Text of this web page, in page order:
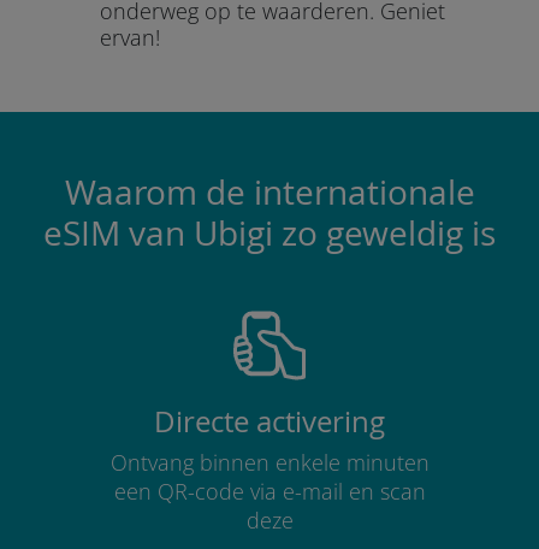
onderweg op te waarderen. Geniet
ervan!
Waarom de internationale
eSIM van Ubigi zo geweldig is
Directe activering
Ontvang binnen enkele minuten
een QR-code via e-mail en scan
deze